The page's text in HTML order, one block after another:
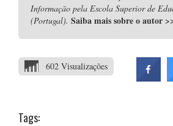
Informação pela Escola Superior de
(Portugal). Saiba mais sobre o autor
602 Visualizações
Tags: